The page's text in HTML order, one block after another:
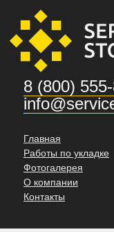
8 (800)
Главная
Работы по укладке
Фотогалерея
О компании
Контакты